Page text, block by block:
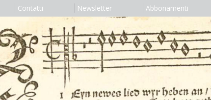
Contatti Newsletter Abbonamenti